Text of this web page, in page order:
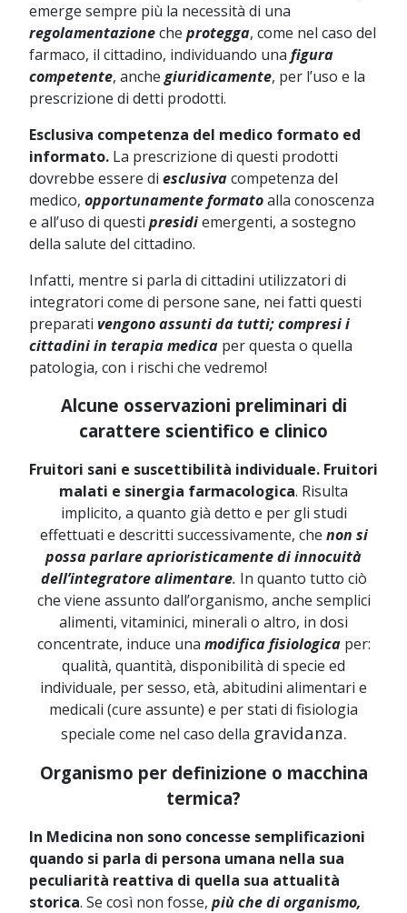
emerge sempre più la necessità di una
regolamentazioneche protegga, come nel caso del
farmaco, il cittadino, individuando una figura
competente, anche giuridicamente, per l’uso e la
prescrizione di detti prodotti.
Esclusiva competenza del medico formato ed
informato. La prescrizione di questi prodotti
dovrebbe essere di esclusivacompetenza del
medico, opportunamente formatoalla conoscenza
e all’uso di questi presidiemergenti, a sostegno
della salute del cittadino.
Infatti, mentre si parla di cittadini utilizzatori di
integratori come di persone sane, nei fatti questi
preparati vengono assunti da tutti; compresi i
cittadini in terapiamedica per questa o quella
patologia, con i rischi che vedremo!
Alcune osservazioni preliminari di
carattere scientifico e clinico
Fruitori sani e suscettibilità individuale. Fruitori
malati e sinergia farmacologica. Risulta
implicito, a quanto già detto e per gli studi
effettuati e descritti successivamente, che non si
possa parlare aprioristicamente di innocuità
dell’integratore alimentare. In quanto tutto ciò
che viene assunto dall’organismo, anche semplici
alimenti, vitaminici, minerali o altro, in dosi
concentrate, induce una modifica fisiologicaper:
qualità, quantità, disponibilità di specie ed
individuale, per sesso, età, abitudini alimentari e
medicali (cure assunte) e per stati di fisiologia
speciale come nel caso della gravidanza.
Organismo per definizione o macchina
termica?
In Medicina non sono concesse semplificazioni
quando si parla di persona umana nella sua
peculiarità reattiva di quella sua attualità
storica. Se così non fosse, più che di organismo,